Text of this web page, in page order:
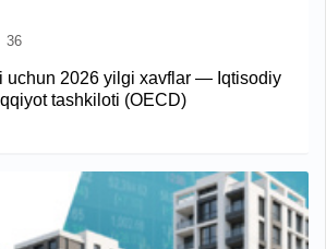
36
uchun 2026 yilgi xavflar — Iqtisodiy
tashkiloti (OECD)